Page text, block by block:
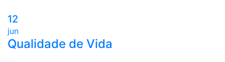
12
jun
Qualidade de Vida